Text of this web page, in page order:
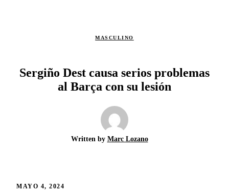
MASCULINO
Sergiño Dest causa serios problemas
al Barça con su lesión
Written by Marc Lozano
MAYO 4, 2024